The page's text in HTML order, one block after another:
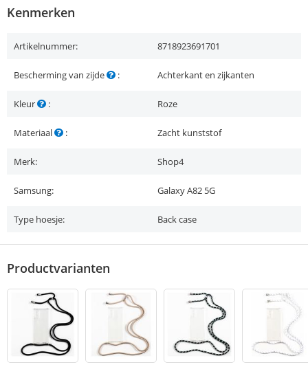
Kenmerken
Artikelnummer: 8718923691701
Bescherming van zijde : Achterkant en zijkanten
Kleur : Roze
Materiaal : Zacht kunststof
Merk: Shop4
Samsung: Galaxy A82 5G
Type hoesje: Back case
Productvarianten